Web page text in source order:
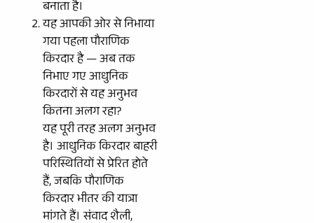
बनाता है।
यह आपकी ओर से निभाया
गया पहला पौराणिक
किरदार है — अब तक
निभाए गए आधुनिक
किरदारों से यह अनुभव
कितना अलग रहा?
यह पूरी तरह अलग अनुभव
है। आधुनिक किरदार बाहरी
परिस्थितियों से प्रेरित होते
हैं, जबकि पौराणिक
किरदार भीतर की यात्रा
मांगते हैं। संवाद शैली,